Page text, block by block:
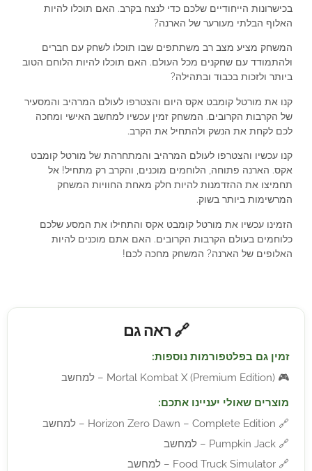
בכישרונות הייחודיים שלכם כדי לנצח בקרב. האם תוכלו להיות
האלוף הבלתי מעורער של הארנה?
המשחק מציע מצב רב משתתפים שבו תוכלו לשחק עם חברים
ולהתמודד עם שחקנים מכל העולם. האם תוכלו להיות הלוחם הטוב
ביותר ולזכות בכבוד ובתהילה?
קנו את מורטל קומבט אקס היום והצטרפו לעולם המרהיב והמסעיר
של הקרבות הקרובים. המשחק זמין עכשיו למחשב האישי ומחכה
לכם לקחת את הנשק ולהתחיל את הקרב.
קנו עכשיו והצטרפו לעולם המרהיב והמתחרהת של מורטל קומבט
אקס. הארנה פתוחה, הלוחמים מוכנים, והקרב רק מתחיל! אל
תחמיצו את ההזדמנות להיות חלק מאחת החוויות המשחק
המרשימות ביותר בשוק.
הזמינו עכשיו את מורטל קומבט אקס והתחילו את המסע שלכם
כלוחמים בעולם הקרבות הקרובים. האם אתם מוכנים להיות
האלופים של הארנה? המשחק מחכה לכם!
🔗 ראה גם
זמין גם בפלטפורמות נוספות:
🎮 Mortal Kombat X (Premium Edition) – למחשב
מוצרים שאולי יעניינו אתכם:
🔗 Horizon Zero Dawn – Complete Edition – למחשב
🔗 Pumpkin Jack – למחשב
🔗 Food Truck Simulator – למחשב